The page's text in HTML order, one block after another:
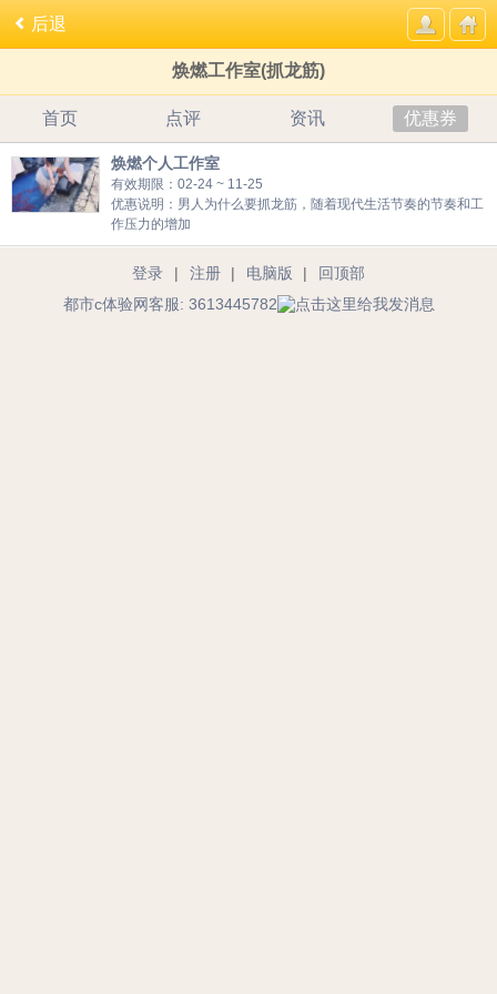
后退
焕燃工作室(抓龙筋)
首页 点评 资讯 优惠券
焕燃个人工作室
有效期限：02-24 ~ 11-25
优惠说明：男人为什么要抓龙筋，随着现代生活节奏的节奏和工
作压力的增加
登录 | 注册 | 电脑版 |
回顶部
都市c体验网客服: 3613445782